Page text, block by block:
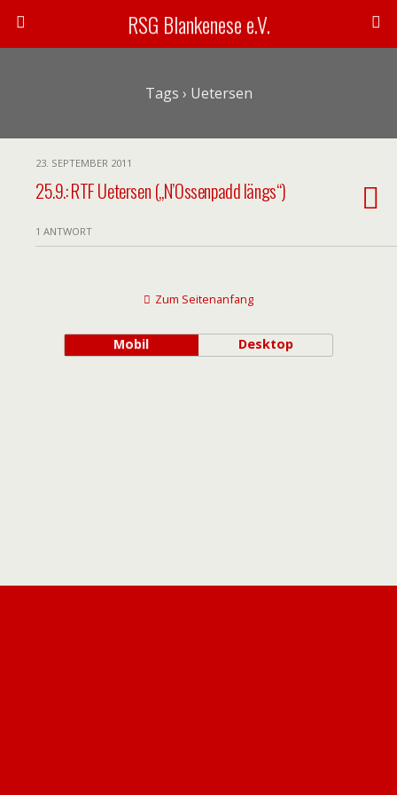
RSG Blankenese e.V.
Tags › Uetersen
23. SEPTEMBER 2011
25.9.: RTF Uetersen („N’Ossenpadd längs“)
1 ANTWORT
Zum Seitenanfang
Mobil Desktop